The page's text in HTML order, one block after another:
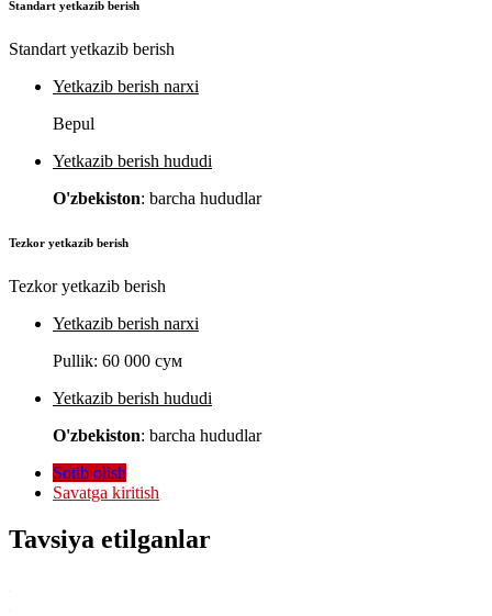
Standart yetkazib berish
Standart yetkazib berish
Yetkazib berish narxi
Bepul
Yetkazib berish hududi
O'zbekiston: barcha hududlar
Tezkor yetkazib berish
Tezkor yetkazib berish
Yetkazib berish narxi
Pullik: 60 000 сум
Yetkazib berish hududi
O'zbekiston: barcha hududlar
Sotib olish
Savatga kiritish
Tavsiya etilganlar